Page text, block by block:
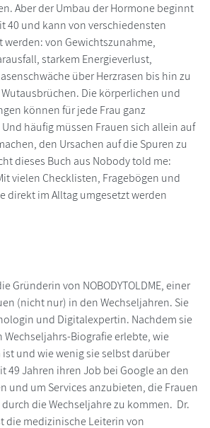
Aber der Umbau der Hormone beginnt
40 und kann von verschiedensten
von Gewichtszunahme,
starkem Energieverlust,
über Herzrasen bis hin zu
Die körperlichen und
können für jede Frau ganz
häufig müssen Frauen sich allein auf
den Ursachen auf die Spuren zu
dieses Buch aus Nobody told me:
vielen Checklisten, Fragebögen und
direkt im Alltag umgesetzt werden
Gründerin von NOBODYTOLDME, einer
(nicht nur) in den Wechseljahren. Sie
und Digitalexpertin. Nachdem sie
Biografie erlebte, wie
und wie wenig sie selbst darüber
49 Jahren ihren Job bei Google an den
und um Services anzubieten, die Frauen
die Wechseljahre zu kommen. Dr.
die medizinische Leiterin von